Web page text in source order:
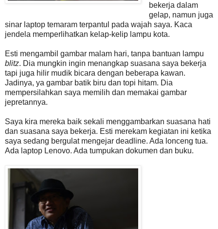
bekerja dalam
gelap, namun juga
sinar laptop temaram terpantul pada wajah saya. Kaca
jendela memperlihatkan kelap-kelip lampu kota.
Esti mengambil gambar malam hari, tanpa bantuan lampu
blitz. Dia mungkin ingin menangkap suasana saya bekerja
tapi juga hilir mudik bicara dengan beberapa kawan.
Jadinya, ya gambar batik biru dan topi hitam. Dia
mempersilahkan saya memilih dan memakai gambar
jepretannya.
Saya kira mereka baik sekali menggambarkan suasana hati
dan suasana saya bekerja. Esti merekam kegiatan ini ketika
saya sedang bergulat mengejar deadline. Ada lonceng tua.
Ada laptop Lenovo. Ada tumpukan dokumen dan buku.